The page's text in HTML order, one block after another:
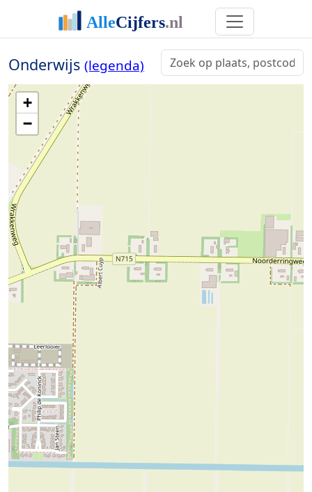
Onderwijs (legenda)
+
−